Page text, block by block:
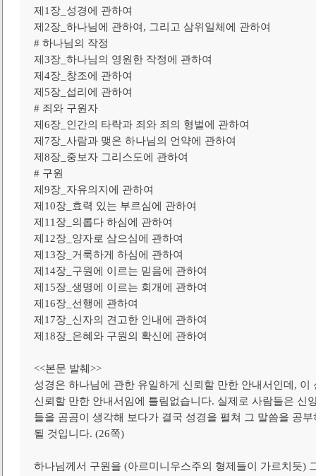
제1장_성경에 관하여
제2장_하나님에 관하여, 그리고 삼위일체에 관하여
# 하나님의 작정
제3장_하나님의 영원한 작정에 관하여
제4장_창조에 관하여
제5장_섭리에 관하여
# 죄와 구원자
제6장_인간의 타락과 죄와 죄의 형벌에 관하여
제7장_사람과 맺은 하나님의 언약에 관하여
제8장_중보자 그리스도에 관하여
# 구원
제9장_자유의지에 관하여
제10장_효력 있는 부르심에 관하여
제11장_의롭다 하심에 관하여
제12장_양자로 삼으심에 관하여
제13장_거룩하게 하심에 관하여
제14장_구원에 이르는 믿음에 관하여
제15장_생명에 이르는 회개에 관하여
제16장_선행에 관하여
제17장_신자의 견고한 인내에 관하여
제18장_은혜와 구원의 확신에 관하여
<<본문 발췌>>
성경은 하나님에 관한 유일하게 신뢰할 만한 안내서인데, 이
신뢰할 만한 안내서임에 틀림없습니다. 실제로 사람들은 신
들을 곰곰이 생각해 보다가 결국 성경을 펼쳐 그 말씀을 공
될 것입니다. (26쪽)
하나님께서 구원을 (아르미니우스주의 형제들이 가르치듯)